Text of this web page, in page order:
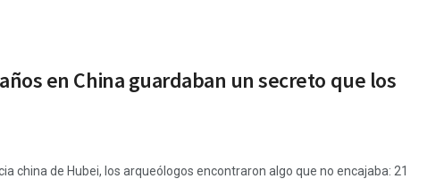
en China guardaban un secreto que los
china de Hubei, los arqueólogos encontraron algo que no encajaba: 21